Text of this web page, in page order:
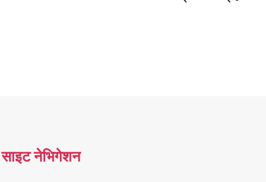
साइट नेभिगेशन